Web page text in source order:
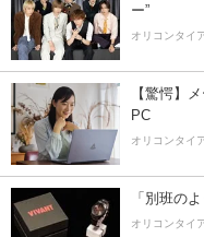
ー”
オリコンタイ
【驚愕】
PC
オリコンタイ
「別班の
オリコンタイ